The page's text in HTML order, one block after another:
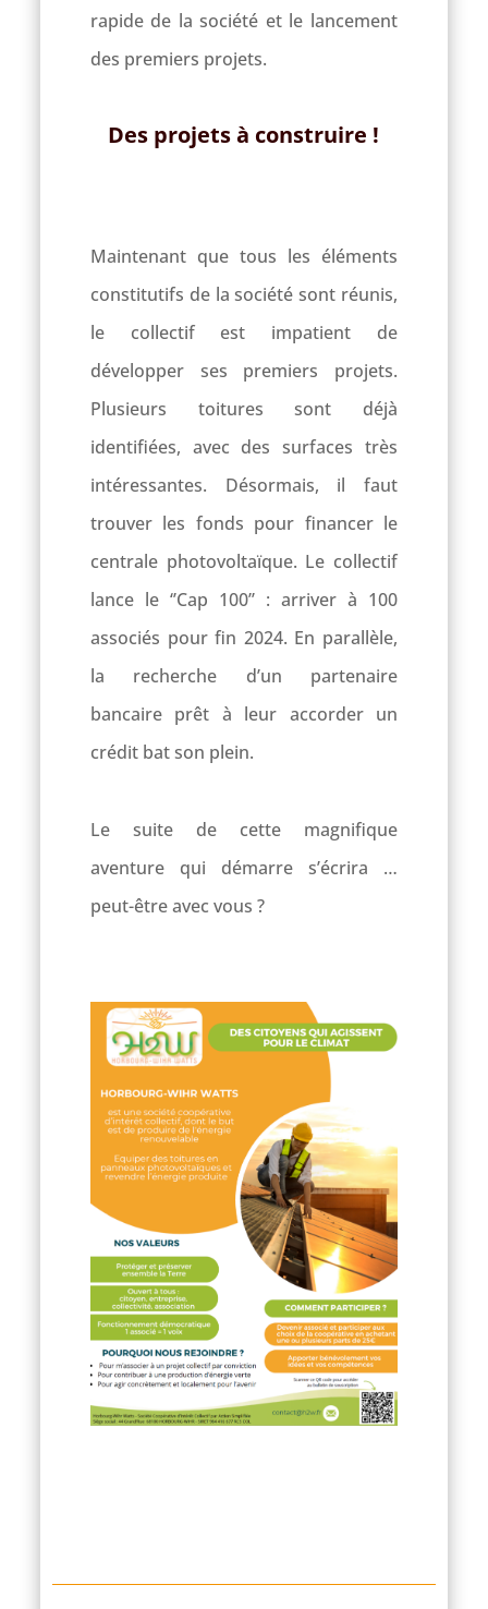
rapide de la société et le lancement
des premiers projets.
Des projets à construire !
Maintenant que tous les éléments
constitutifs de la société sont réunis,
le collectif est impatient de
développer ses premiers projets.
Plusieurs toitures sont déjà
identifiées, avec des surfaces très
intéressantes. Désormais, il faut
trouver les fonds pour financer le
centrale photovoltaïque. Le collectif
lance le ‘’Cap 100’’ : arriver à 100
associés pour fin 2024. En parallèle,
la recherche d’un partenaire
bancaire prêt à leur accorder un
crédit bat son plein.
Le suite de cette magnifique
aventure qui démarre s’écrira …
peut-être avec vous ?